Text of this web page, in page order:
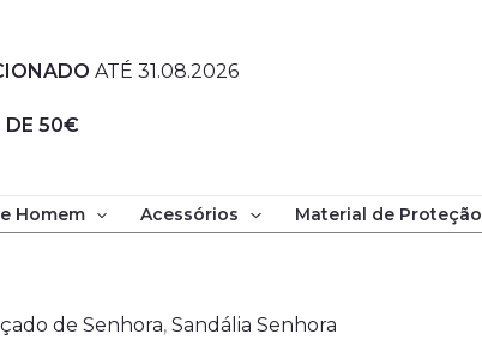
ATÉ 31.08.2026
DE 50€
Homem Acessórios Material de Proteção
de Senhora, Sandália Senhora